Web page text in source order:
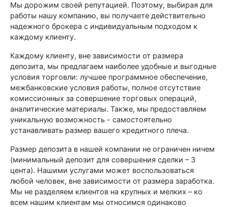
Мы дорожим своей репутацией. Поэтому, выбирая для
работы нашу компанию, вы получаете действительно
надежного брокера с индивидуальным подходом к
каждому клиенту.
Каждому клиенту, вне зависимости от размера
депозита, мы предлагаем наиболее удобные и выгодные
условия торговли: лучшее программное обеспечение,
межбанковские условия работы, полное отсутствие
комиссионных за совершение торговых операций,
аналитические материалы. Также, мы предоставляем
уникальную возможность - самостоятельно
устанавливать размер вашего кредитного плеча.
Размер депозита в нашей компании не ограничен ничем
(минимальный депозит для совершения сделки – 3
цента). Нашими услугами может воспользоваться
любой человек, вне зависимости от размера заработка.
Мы не разделяем клиентов на крупных и мелких – ко
всем нашим клиентам мы относимся одинаково